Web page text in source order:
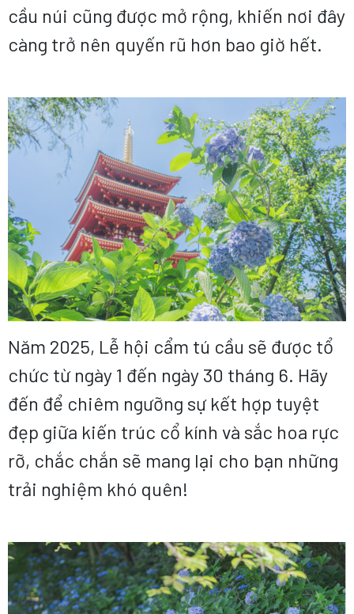
cầu núi cũng được mở rộng, khiến nơi đây
càng trở nên quyến rũ hơn bao giờ hết.
Năm 2025, Lễ hội cẩm tú cầu sẽ được tổ
chức từ ngày 1 đến ngày 30 tháng 6. Hãy
đến để chiêm ngưỡng sự kết hợp tuyệt
đẹp giữa kiến trúc cổ kính và sắc hoa rực
rỡ, chắc chắn sẽ mang lại cho bạn những
trải nghiệm khó quên!